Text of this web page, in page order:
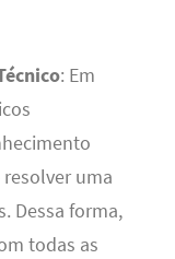
: Em
uma
Dessa forma,
todas as